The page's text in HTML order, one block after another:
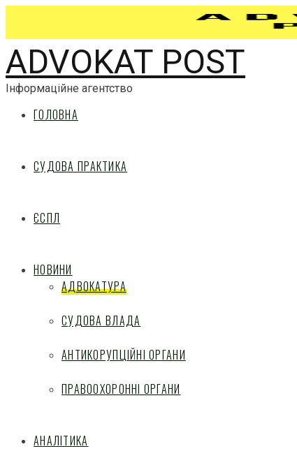
ADVOKAT POST
Інформаційне агентство
ГОЛОВНА
СУДОВА ПРАКТИКА
ЄСПЛ
НОВИНИ
АДВОКАТУРА
СУДОВА ВЛАДА
АНТИКОРУПЦІЙНІ ОРГАНИ
ПРАВООХОРОННІ ОРГАНИ
АНАЛІТИКА